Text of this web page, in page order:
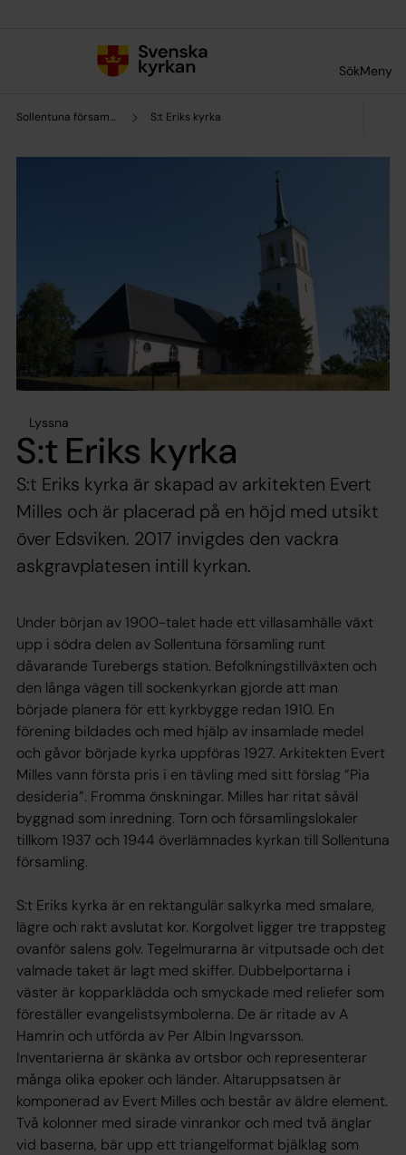
SökMeny
Sollentuna församling S:t Eriks kyrka
Lyssna
S:t Eriks kyrka
S:t Eriks kyrka är skapad av arkitekten Evert
Milles och är placerad på en höjd med utsikt
över Edsviken. 2017 invigdes den vackra
askgravplatesen intill kyrkan.
Under början av 1900-talet hade ett villasamhälle växt
upp i södra delen av Sollentuna församling runt
dåvarande Turebergs station. Befolkningstillväxten och
den långa vägen till sockenkyrkan gjorde att man
började planera för ett kyrkbygge redan 1910. En
förening bildades och med hjälp av insamlade medel
och gåvor började kyrka uppföras 1927. Arkitekten Evert
Milles vann första pris i en tävling med sitt förslag ”Pia
desideria”. Fromma önskningar. Milles har ritat såväl
byggnad som inredning. Torn och församlingslokaler
tillkom 1937 och 1944 överlämnades kyrkan till Sollentuna
församling.
S:t Eriks kyrka är en rektangulär salkyrka med smalare,
lägre och rakt avslutat kor. Korgolvet ligger tre trappsteg
ovanför salens golv. Tegelmurarna är vitputsade och det
valmade taket är lagt med skiffer. Dubbelportarna i
väster är kopparklädda och smyckade med reliefer som
föreställer evangelistsymbolerna. De är ritade av A
Hamrin och utförda av Per Albin Ingvarsson.
Inventarierna är skänka av ortsbor och representerar
många olika epoker och länder. Altaruppsatsen är
komponerad av Evert Milles och består av äldre element.
Två kolonner med sirade vinrankor och med två änglar
vid baserna, bär upp ett triangelformat bjälklag som